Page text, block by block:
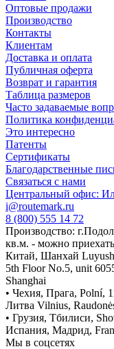
Оптовые продажи
Производство
Контакты
Клиентам
Доставка и оплата
Публичная оферта
Возврат и гарантия
Таблица размеров
Часто задаваемые
Политика
Это интересно
Патенты
Сертификаты
Благодарственные
Связаться с нами
Центральный офис:
i@routemark.ru
8 (800) 555 14 72
Производство:
кв.м. - можно
Китай, Шанхай
5th Floor No.5, unit
Shanghai
• Чехия, Прага, Polní,
Литва Vilnius,
• Грузия, Тбилиси,
Испания, Мадрид,
Мы в соцсетях